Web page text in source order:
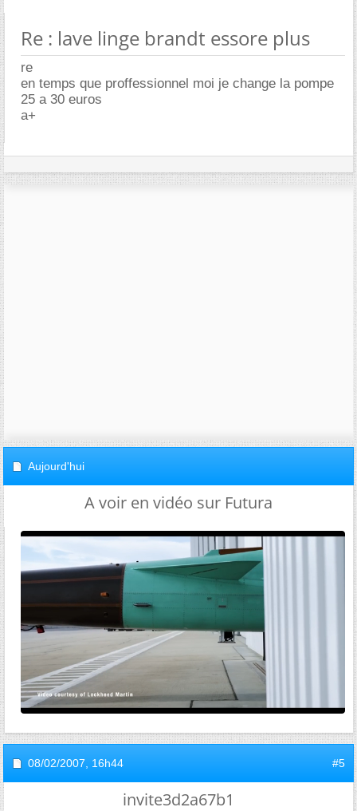
Re : lave linge brandt essore plus
re
en temps que proffessionnel moi je change la pompe
25 a 30 euros
a+
Aujourd'hui
A voir en vidéo sur Futura
08/02/2007, 16h44 #5
invite3d2a67b1